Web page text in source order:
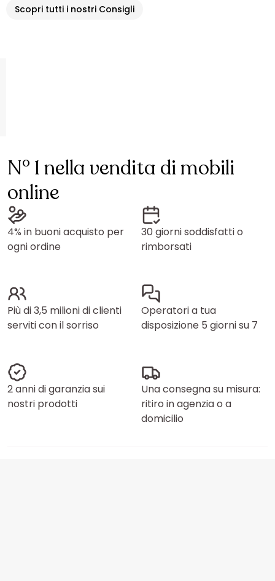
Scopri tutti i nostri Consigli
N° 1 nella vendita di mobili
online
4% in buoni acquisto per
ogni ordine
30 giorni soddisfatti o
rimborsati
Più di 3,5 milioni di clienti
serviti con il sorriso
Operatori a tua
disposizione 5 giorni su 7
2 anni di garanzia sui
nostri prodotti
Una consegna su misura:
ritiro in agenzia o a
domicilio